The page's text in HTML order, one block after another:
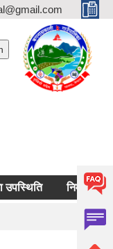
निर्माण जन्य